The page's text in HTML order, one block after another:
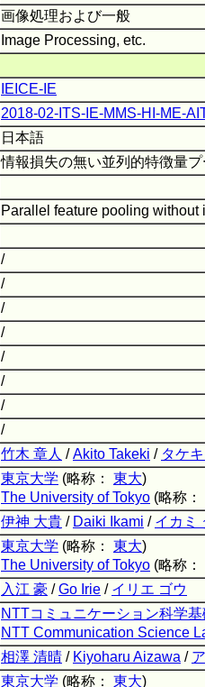
画像処理および一般
Image Processing, etc.
IEICE-IE
2018-02-ITS-IE-MMS-HI-ME-
日本語
情報損失の無い並列的特徴量
Parallel feature pooling
/
/
/
/
/
/
/
/
竹木 章人 /Akito Takeki / タケ
東京大学 (略称： 東大)
The University of Tokyo (略称：
伊神 大貴 / Daiki Ikami / イカミ
東京大学 (略称： 東大)
The University of Tokyo (略称：
入江 豪 /Go Irie / イリエ ゴウ
NTTコミュニケーション科学
NTT Communication Science
相澤 清晴 / Kiyoharu Aizawa /
東京大学 (略称： 東大)